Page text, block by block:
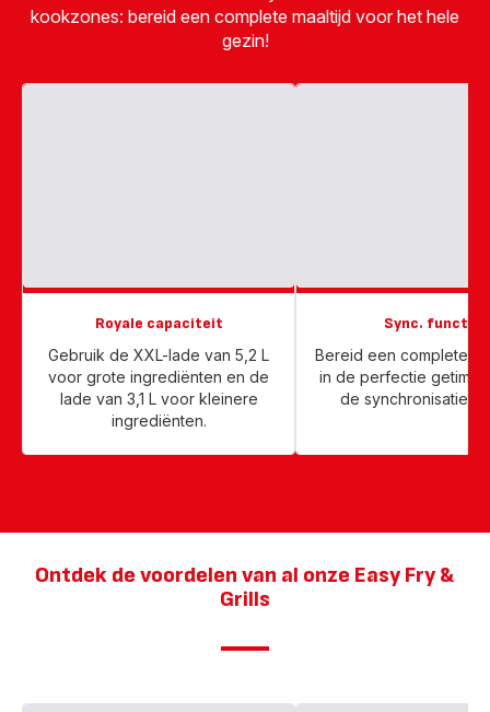
kookzones: bereid een complete maaltijd voor het hele
gezin!
Royale capaciteit
Gebruik de XXL-lade van 5,2 L
voor grote ingrediënten en de
lade van 3,1 L voor kleinere
ingrediënten.
Sync. functie
Bereid een complete
in de perfectie
de synchronisatie
Ontdek de voordelen van al onze Easy Fry &
Grills